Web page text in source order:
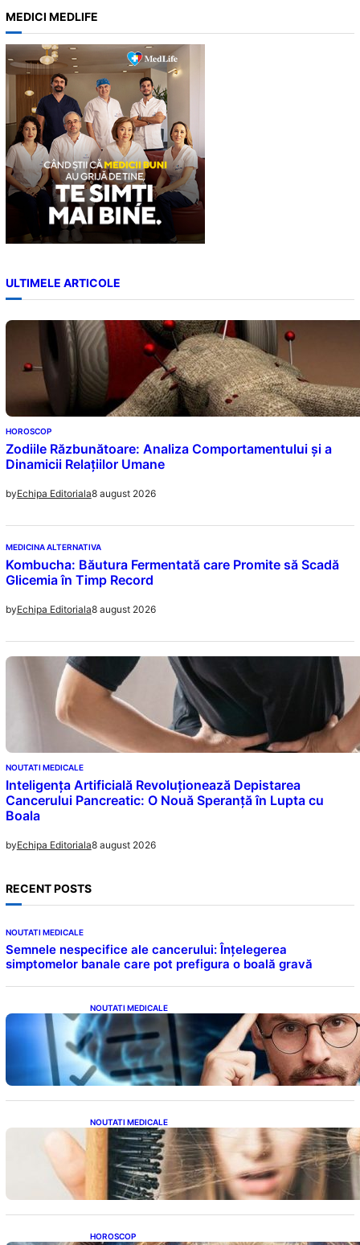
a
r
c
h
MEDICI MEDLIFE
ULTIMELE ARTICOLE
HOROSCOP
Zodiile Răzbunătoare: Analiza Comportamentului și a
Dinamicii Relațiilor Umane
byEchipa Editoriala8 august 2026
MEDICINA ALTERNATIVA
Kombucha: Băutura Fermentată care Promite să Scadă
Glicemia în Timp Record
byEchipa Editoriala8 august 2026
NOUTATI MEDICALE
Inteligența Artificială Revoluționează Depistarea
Cancerului Pancreatic: O Nouă Speranță în Lupta cu
Boala
byEchipa Editoriala8 august 2026
RECENT POSTS
NOUTATI MEDICALE
Semnele nespecifice ale cancerului: Înțelegerea
simptomelor banale care pot prefigura o boală gravă
NOUTATI MEDICALE
Inteligența dincolo de note: Semnele unui IQ
ridicat care nu țin de școală
NOUTATI MEDICALE
Semnele unei deficiențe de proteine:
Impactul asupra sănătății tale
HOROSCOP